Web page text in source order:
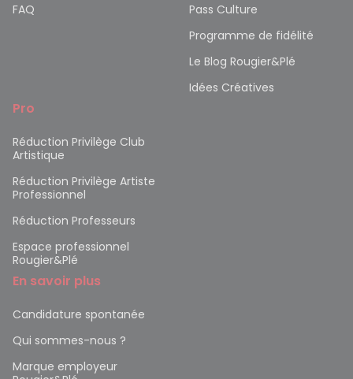
FAQ
Pass Culture
Programme de fidélité
Le Blog Rougier&Plé
Idées Créatives
Pro
Réduction Privilège Club
Artistique
Réduction Privilège Artiste
Professionnel
Réduction Professeurs
Espace professionnel
Rougier&Plé
En savoir plus
Candidature spontanée
Qui sommes-nous ?
Marque employeur